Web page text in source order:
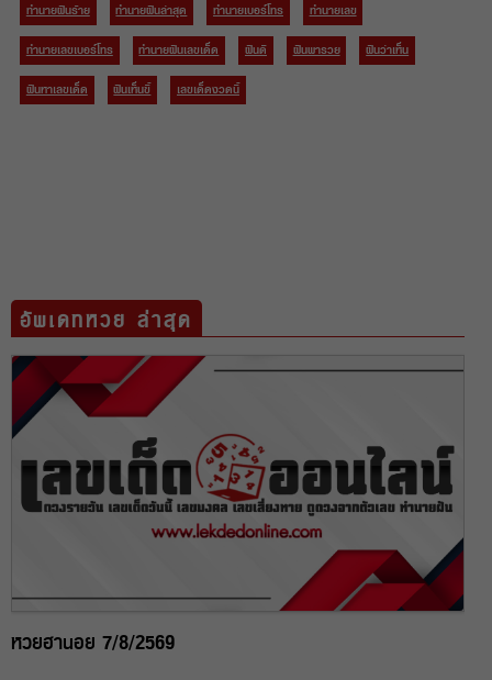
ทำนายฝันร้าย
ทำนายฝันล่าสุด ทำนายเบอร์โทร
ทำนายเลข
ทำนายเลขเบอร์โทร
ทํานายฝันเลขเด็ด ฝันดี ฝันพารวย
ฝันว่าเห็น
ฝันหาเลขเด็ด
ฝันเห็นขี้ เลขเด็ดงวดนี้
อัพเดทหวย ล่าสุด
หวยฮานอย 7/8/2569